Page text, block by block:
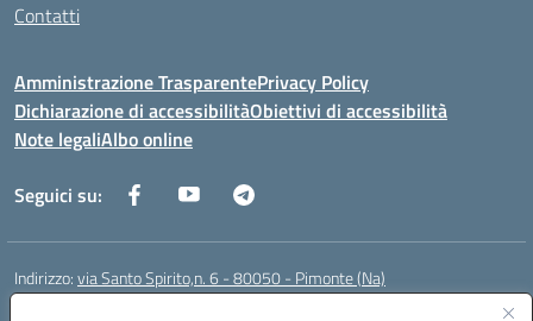
Contatti
Amministrazione TrasparentePrivacy Policy
Dichiarazione di accessibilitàObiettivi di accessibilità
Note legaliAlbo online
Seguici su:
Indirizzo:via Santo Spirito,n. 6 - 80050 - Pimonte (Na)
Centralino: